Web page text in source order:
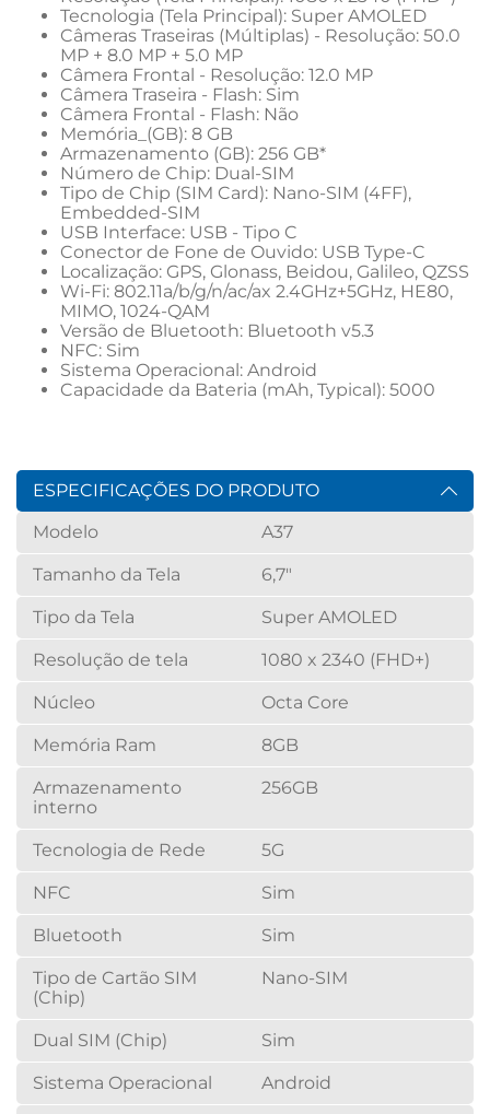
Tecnologia (Tela Principal): Super AMOLED
Câmeras Traseiras (Múltiplas) - Resolução: 50.0
MP + 8.0 MP + 5.0 MP
Câmera Frontal - Resolução: 12.0 MP
Câmera Traseira - Flash: Sim
Câmera Frontal - Flash: Não
Memória_(GB): 8 GB
Armazenamento (GB): 256 GB*
Número de Chip: Dual-SIM
Tipo de Chip (SIM Card): Nano-SIM (4FF),
Embedded-SIM
USB Interface: USB - Tipo C
Conector de Fone de Ouvido: USB Type-C
Localização: GPS, Glonass, Beidou, Galileo, QZSS
Wi-Fi: 802.11a/b/g/n/ac/ax 2.4GHz+5GHz, HE80,
MIMO, 1024-QAM
Versão de Bluetooth: Bluetooth v5.3
NFC: Sim
Sistema Operacional: Android
Capacidade da Bateria (mAh, Typical): 5000
ESPECIFICAÇÕES DO PRODUTO
Modelo
A37
Tamanho da Tela 6,7"
Tipo da Tela Super AMOLED
Resolução de tela 1080 x 2340 (FHD+)
Núcleo Octa Core
Memória Ram 8GB
Armazenamento
interno
256GB
Tecnologia de Rede 5G
NFC Sim
Bluetooth Sim
Tipo de Cartão SIM
(Chip)
Nano-SIM
Dual SIM (Chip) Sim
Sistema Operacional Android